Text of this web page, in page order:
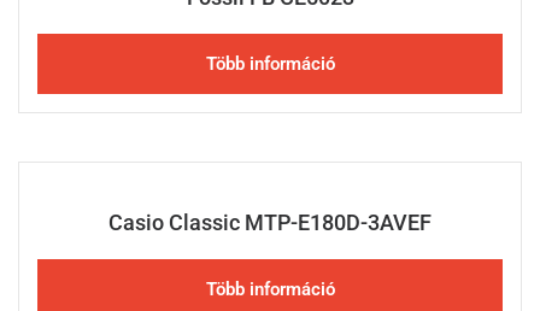
Több információ
Casio Classic MTP-E180D-3AVEF
Több információ